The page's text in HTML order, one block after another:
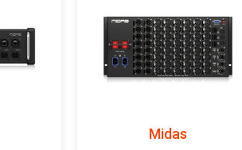
Midas